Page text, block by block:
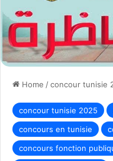
Home /concour tunisie
concour tunisie 2025
concours en tunisie
concours fonction